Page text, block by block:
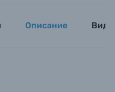
Описание